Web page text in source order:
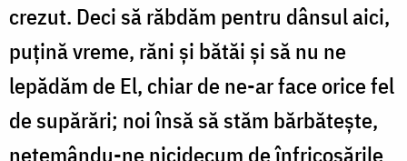
crezut. Deci să răbdăm pentru dânsul aici,
puțină vreme, răni și bătăi și să nu ne
lepădăm de El, chiar de ne-ar face orice fel
de supărări; noi însă să stăm bărbătește,
netemându-ne nicidecum de înfricoșările